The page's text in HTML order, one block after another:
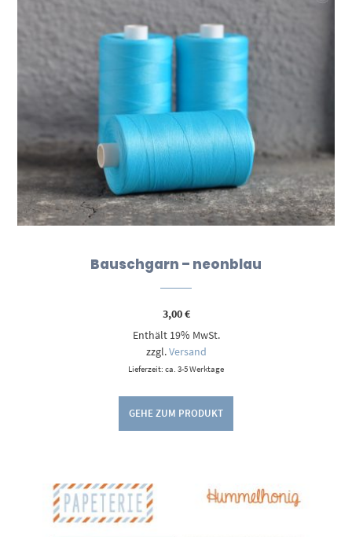
Bauschgarn – neonblau
3,00€
Enthält 19% MwSt.
zzgl.Versand
Lieferzeit: ca. 3-5 Werktage
GEHE ZUM PRODUKT